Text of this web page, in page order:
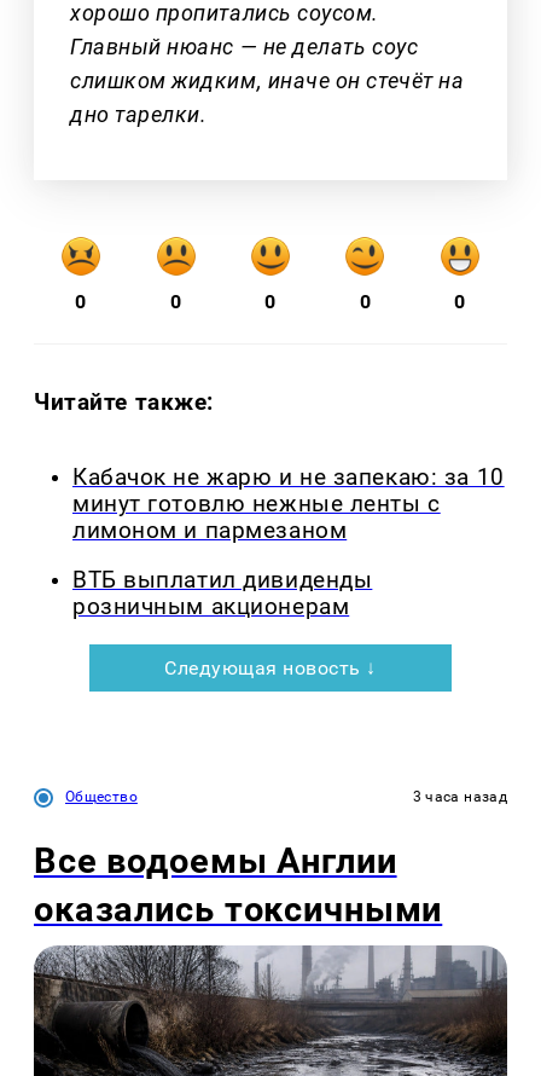
хорошо пропитались соусом.
Главный нюанс — не делать соус
слишком жидким, иначе он стечёт на
дно тарелки.
0 0 0 0 0
Читайте также:
Кабачок не жарю и не запекаю: за 10
минут готовлю нежные ленты с
лимоном и пармезаном
ВТБ выплатил дивиденды
розничным акционерам
Следующая новость ↓
Общество 3 часа назад
Все водоемы Англии
оказались токсичными